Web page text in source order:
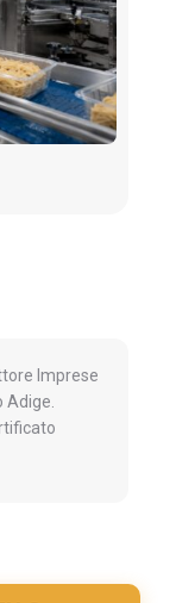
Imprese